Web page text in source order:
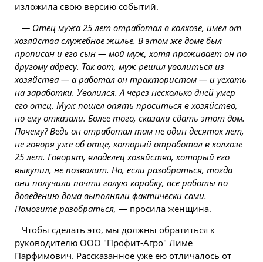
изложила свою версию событий.
— Отец мужа 25 лет отработал в колхозе, имел от
хозяйства служебное жилье. В этом же доме был
прописан и его сын — мой муж, хотя проживает он по
другому адресу. Так вот, муж решил уволиться из
хозяйства — а работал он трактористом — и уехать
на заработки. Уволился. А через несколько дней умер
его отец. Муж пошел опять проситься в хозяйство,
но ему отказали. Более того, сказали сдать этот дом.
Почему? Ведь он отработал там не один десяток лет,
не говоря уже об отце, который отработал в колхозе
25 лет. Говорят, владелец хозяйства, который его
выкупил, не позволит. Но, если разобраться, тогда
они получили почти голую коробку, все работы по
доведению дома выполняли фактически сами.
Помогите разобраться, — просила женщина.
Чтобы сделать это, мы должны обратиться к
руководителю ООО "Профит-Агро" Лиме
Парфимович. Рассказанное уже ею отличалось от